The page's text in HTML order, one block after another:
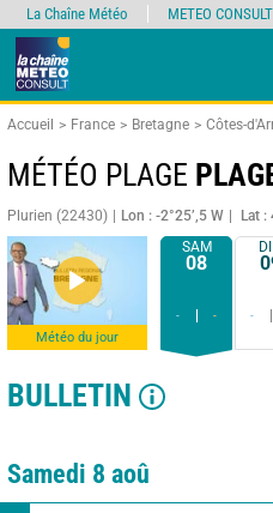
Accueil France Bretagne Côtes-
MÉTÉO PLAGE
Plurien (22430) Lon : -2°25’,5 W Lat :
Météo du jour
SAM
08
- - -
BULLETIN
Samedi 8 aoû
La Chaîne Météo METEO